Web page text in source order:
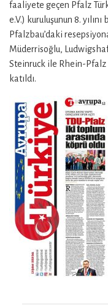
faaliyete geçen Pfalz
e.V.) kuruluşunun 8.
Pfalzbau’daki
Müderrisoğlu,
Steinruck ile Rhein-Pfalz
katıldı.